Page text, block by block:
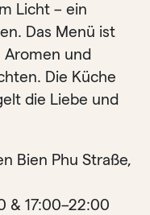
Licht – ein
Das Menü ist
und
Die Küche
die Liebe und
Bien Phu Straße,
& 17:00–22:00